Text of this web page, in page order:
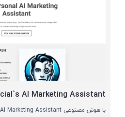
AI Marketing Assistant